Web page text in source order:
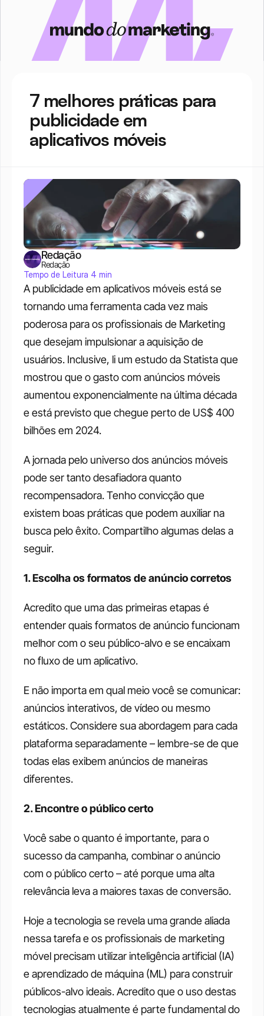
7 melhores práticas para
publicidade em
aplicativos móveis
A publicidade em aplicativos móveis está se
tornando uma ferramenta cada vez mais
poderosa para os profissionais de Marketing
que desejam impulsionar a aquisição de
usuários. Inclusive, li um estudo da Statista que
mostrou que o gasto com anúncios móveis
aumentou exponencialmente na última década
e está previsto que chegue perto de US$ 400
bilhões em 2024.
A jornada pelo universo dos anúncios móveis
pode ser tanto desafiadora quanto
recompensadora. Tenho convicção que
existem boas práticas que podem auxiliar na
busca pelo êxito. Compartilho algumas delas a
seguir.
1. Escolha os formatos de anúncio corretos
Acredito que uma das primeiras etapas é
entender quais formatos de anúncio funcionam
melhor com o seu público-alvo e se encaixam
no fluxo de um aplicativo.
E não importa em qual meio você se comunicar:
anúncios interativos, de vídeo ou mesmo
estáticos. Considere sua abordagem para cada
plataforma separadamente – lembre-se de que
todas elas exibem anúncios de maneiras
diferentes.
2. Encontre o público certo
Você sabe o quanto é importante, para o
sucesso da campanha, combinar o anúncio
com o público certo – até porque uma alta
relevância leva a maiores taxas de conversão.
Hoje a tecnologia se revela uma grande aliada
nessa tarefa e os profissionais de marketing
móvel precisam utilizar inteligência artificial (IA)
e aprendizado de máquina (ML) para construir
públicos-alvo ideais. Acredito que o uso destas
tecnologias atualmente é parte fundamental do
Redação
Redação
Tempo de Leitura 4 min